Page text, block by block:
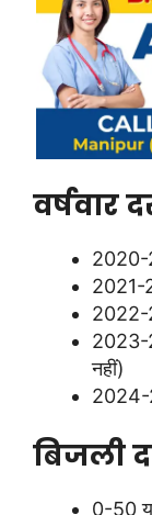
वर्षवार
2020-
2021-
2022-
2023-
नहीं)
2024-
बिजली
0-50